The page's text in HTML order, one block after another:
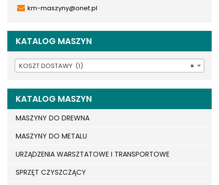
km-maszyny@onet.pl
KATALOG MASZYN
×
KOSZT DOSTAWY (1)
KATALOG MASZYN
MASZYNY DO DREWNA
MASZYNY DO METALU
URZĄDZENIA WARSZTATOWE I TRANSPORTOWE
SPRZĘT CZYSZCZĄCY